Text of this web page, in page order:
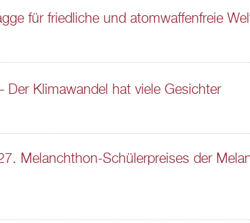
für friedliche und atomwaffenfreie
Der Klimawandel hat viele Gesichter
Melanchthon-Schülerpreises der